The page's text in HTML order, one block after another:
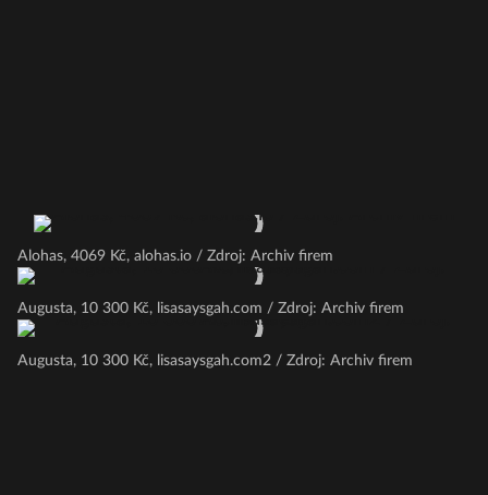
Alohas, 4069 Kč, alohas.io / Zdroj: Archiv firem
Augusta, 10 300 Kč, lisasaysgah.com / Zdroj: Archiv firem
Augusta, 10 300 Kč, lisasaysgah.com2 / Zdroj: Archiv firem